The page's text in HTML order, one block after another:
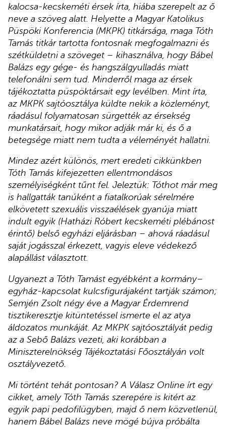
kalocsa-kecskeméti érsek írta, hiába szerepelt az ő
neve a szöveg alatt. Helyette a Magyar Katolikus
Püspöki Konferencia (MKPK) titkársága, maga Tóth
Tamás titkár tartotta fontosnak megfogalmazni és
szétküldetni a szöveget – kihasználva, hogy Bábel
Balázs egy gége- és hangszálgyulladás miatt
telefonálni sem tud. Minderről maga az érsek
tájékoztatta püspöktársait egy levélben. Mint írta,
az MKPK sajtóosztálya küldte nekik a közleményt,
ráadásul folyamatosan sürgették az érsekség
munkatársait, hogy mikor adják már ki, és ő a
betegsége miatt nem tudta a véleményét hallatni.
Mindez azért különös, mert eredeti cikkünkben
Tóth Tamás kifejezetten ellentmondásos
személyiségként tűnt fel. Jeleztük: Tóthot már meg
is hallgatták tanúként a fiatalkorúak sérelmére
elkövetett szexuális visszaélések gyanúja miatt
indult egyik (Hatházi Róbert kecskeméti plébánost
érintő) belső egyházi eljárásban – ahová ráadásul
saját jogásszal érkezett, vagyis eleve védekező
alapállást választott.
Ugyanezt a Tóth Tamást egyébként a kormány–
egyház-kapcsolat kulcsfigurájaként tartják számon;
Semjén Zsolt négy éve a Magyar Érdemrend
tisztikeresztje kitüntetéssel ismerte el az atya
áldozatos munkáját. Az MKPK sajtóosztályát pedig
az a Sebő Balázs vezeti, aki korábban a
Miniszterelnökség Tájékoztatási Főosztályán volt
osztályvezető.
Mi történt tehát pontosan? A Válasz Online írt egy
cikket, amely Tóth Tamás szerepére is kitért az
egyik papi pedofilügyben, majd ő nem közvetlenül,
hanem Bábel Balázs neve mögé bújva próbálta